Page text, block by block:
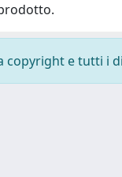
copyright e tutti i